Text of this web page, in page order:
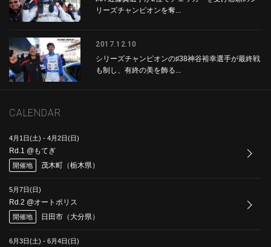
リーズチャンピオンを奪...
2017.12.10
シリーズチャンピオンの♯38神谷裕幸選手が最終戦
も制し、有終の美を飾る...
CALENDAR
4月1日(土) - 4月2日(日)
Rd.1 @もてぎ
開催地 茂木町（栃木県）
5月7日(日)
Rd.2 @オートポリス
開催地 日田市（大分県）
6月3日(土) - 6月4日(日)